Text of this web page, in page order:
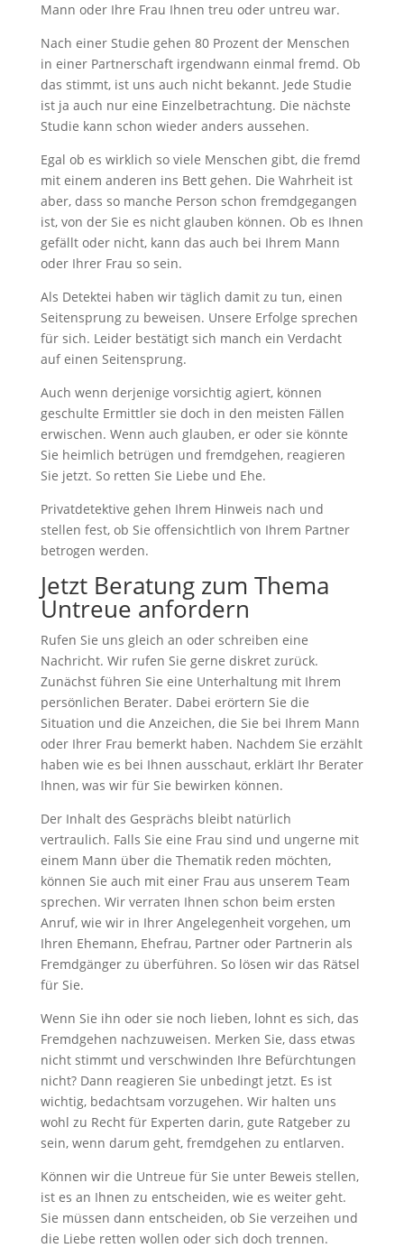
Mann oder Ihre Frau Ihnen treu oder untreu war.
Nach einer Studie gehen 80 Prozent der Menschen
in einer Partnerschaft irgendwann einmal fremd. Ob
das stimmt, ist uns auch nicht bekannt. Jede Studie
ist ja auch nur eine Einzelbetrachtung. Die nächste
Studie kann schon wieder anders aussehen.
Egal ob es wirklich so viele Menschen gibt, die fremd
mit einem anderen ins Bett gehen. Die Wahrheit ist
aber, dass so manche Person schon fremdgegangen
ist, von der Sie es nicht glauben können. Ob es Ihnen
gefällt oder nicht, kann das auch bei Ihrem Mann
oder Ihrer Frau so sein.
Als Detektei haben wir täglich damit zu tun, einen
Seitensprung zu beweisen. Unsere Erfolge sprechen
für sich. Leider bestätigt sich manch ein Verdacht
auf einen Seitensprung.
Auch wenn derjenige vorsichtig agiert, können
geschulte Ermittler sie doch in den meisten Fällen
erwischen. Wenn auch glauben, er oder sie könnte
Sie heimlich betrügen und fremdgehen, reagieren
Sie jetzt. So retten Sie Liebe und Ehe.
Privatdetektive gehen Ihrem Hinweis nach und
stellen fest, ob Sie offensichtlich von Ihrem Partner
betrogen werden.
Jetzt Beratung zum Thema
Untreue anfordern
Rufen Sie uns gleich an oder schreiben eine
Nachricht. Wir rufen Sie gerne diskret zurück.
Zunächst führen Sie eine Unterhaltung mit Ihrem
persönlichen Berater. Dabei erörtern Sie die
Situation und die Anzeichen, die Sie bei Ihrem Mann
oder Ihrer Frau bemerkt haben. Nachdem Sie erzählt
haben wie es bei Ihnen ausschaut, erklärt Ihr Berater
Ihnen, was wir für Sie bewirken können.
Der Inhalt des Gesprächs bleibt natürlich
vertraulich. Falls Sie eine Frau sind und ungerne mit
einem Mann über die Thematik reden möchten,
können Sie auch mit einer Frau aus unserem Team
sprechen. Wir verraten Ihnen schon beim ersten
Anruf, wie wir in Ihrer Angelegenheit vorgehen, um
Ihren Ehemann, Ehefrau, Partner oder Partnerin als
Fremdgänger zu überführen. So lösen wir das Rätsel
für Sie.
Wenn Sie ihn oder sie noch lieben, lohnt es sich, das
Fremdgehen nachzuweisen. Merken Sie, dass etwas
nicht stimmt und verschwinden Ihre Befürchtungen
nicht? Dann reagieren Sie unbedingt jetzt. Es ist
wichtig, bedachtsam vorzugehen. Wir halten uns
wohl zu Recht für Experten darin, gute Ratgeber zu
sein, wenn darum geht, fremdgehen zu entlarven.
Können wir die Untreue für Sie unter Beweis stellen,
ist es an Ihnen zu entscheiden, wie es weiter geht.
Sie müssen dann entscheiden, ob Sie verzeihen und
die Liebe retten wollen oder sich doch trennen.